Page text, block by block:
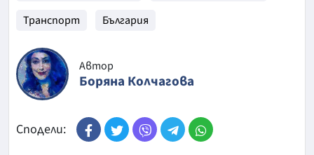
Транспорт
България
Автор
Боряна Колчагова
Сподели: